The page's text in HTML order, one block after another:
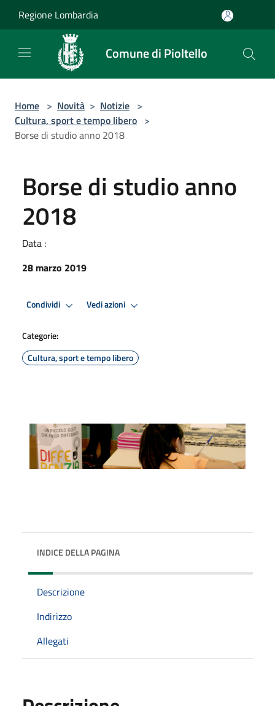
Regione Lombardia
Comune di Pioltello
Home > Novità > Notizie >
Cultura, sport e tempo libero >
Borse di studio anno 2018
Borse di studio anno
2018
Data :
28 marzo 2019
Condividi Vedi azioni
Categorie:
Cultura, sport e tempo libero
INDICE DELLA PAGINA
Descrizione
Indirizzo
Allegati